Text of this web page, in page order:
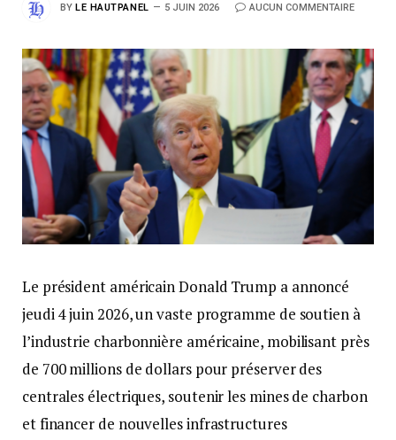
BY LE HAUTPANEL 5 JUIN 2026 AUCUN COMMENTAIRE
Le président américain Donald Trump a annoncé
jeudi 4 juin 2026, un vaste programme de soutien à
l’industrie charbonnière américaine, mobilisant près
de 700 millions de dollars pour préserver des
centrales électriques, soutenir les mines de charbon
et financer de nouvelles infrastructures